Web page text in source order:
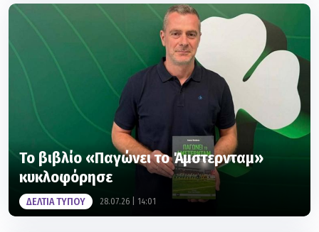
Το βιβλίο «Παγώνει το Άμστερνταμ»
κυκλοφόρησε
ΔΕΛΤΙΑ ΤΥΠΟΥ 28.07.26 | 14:01
ΔΕΛΤΙΑ ΤΥΠΟΥ